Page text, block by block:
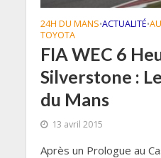
24H DU MANS•ACTUALITÉ•
TOYOTA
FIA WEC 6
Silverstone :
du Mans
13 avril 2015
Après un Prologue au